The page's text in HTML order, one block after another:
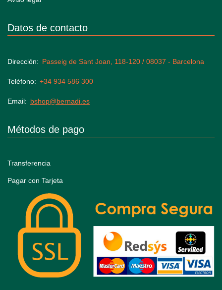
Datos de contacto
Dirección Passeig de Sant Joan, 118-120 / 08037 - Barcelona
Teléfono +34 934 586 300
Email bshop@bernadi.es
Métodos de pago
Transferencia
Pagar con Tarjeta